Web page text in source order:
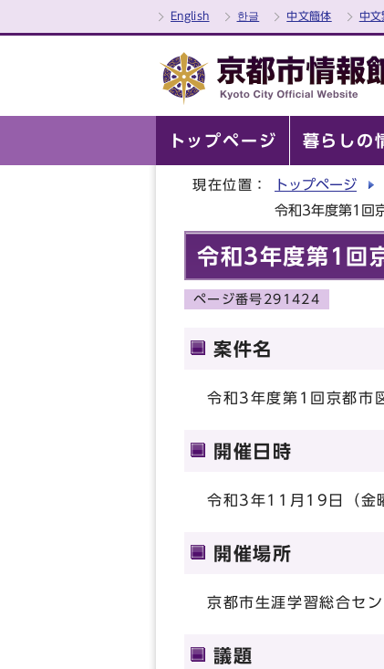
English 한글 中文簡体 中文
トップページ 暮らしの
現在位置： トップページ
令和3年度第1回
令和3年度第1回
ページ番号291424
案件名
令和3年度第1回京都市
開催日時
令和3年11月19日（
開催場所
京都市生涯学習総合セ
議題